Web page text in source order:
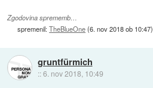
Zgodovina sprememb…
spremenil:TheBlueOne(6. nov 2018 ob 10:47)
gruntfürmich
::6. nov 2018, 10:49